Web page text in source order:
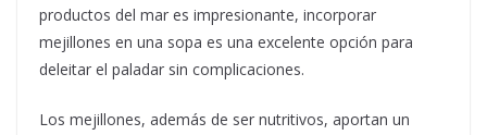
productos del mar es impresionante, incorporar
mejillones en una sopa es una excelente opción para
deleitar el paladar sin complicaciones.
Los mejillones, además de ser nutritivos, aportan un